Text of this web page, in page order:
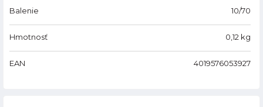
Balenie 10/70
Hmotnosť 0,12 kg
EAN 4019576053927